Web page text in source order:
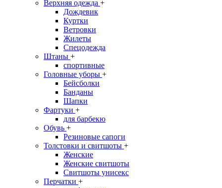
Верхняя одежда +
Дождевик
Куртки
Ветровки
Жилеты
Спецодежда
Штаны +
спортивные
Головные уборы +
Бейсболки
Банданы
Шапки
Фартуки +
для барбекю
Обувь +
Резиновые сапоги
Толстовки и свитшоты +
Женские
Женские свитшоты
Свитшоты унисекс
Перчатки +